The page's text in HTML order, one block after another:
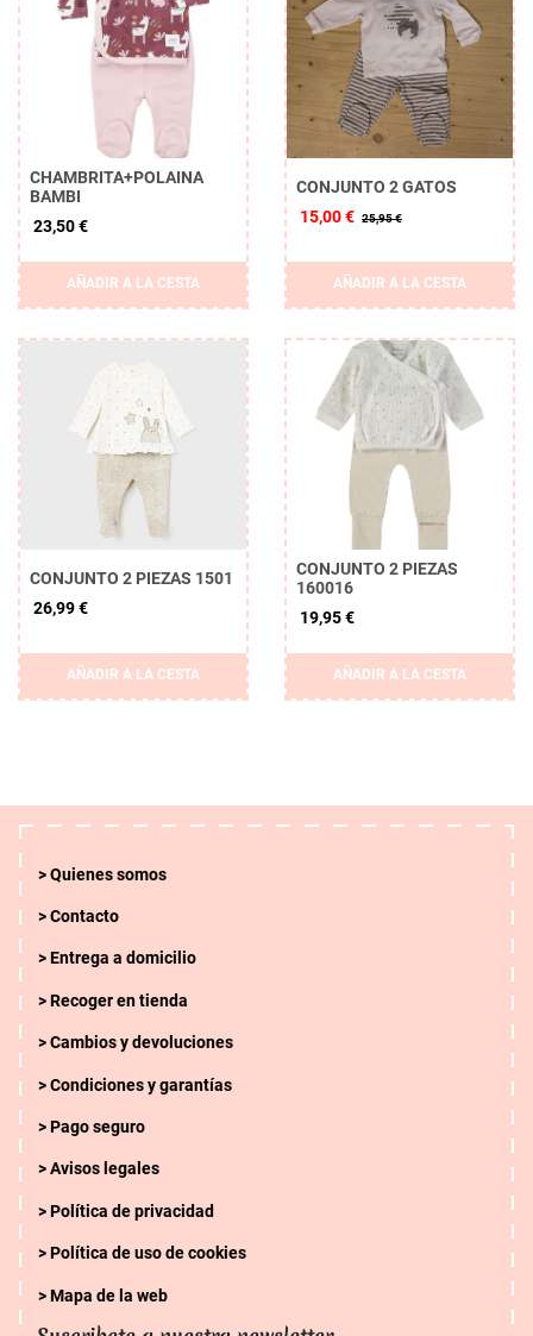
CHAMBRITA+POLAINA
BAMBI
23,50 €
AÑADIR A LA CESTA
CONJUNTO 2 GATOS
15,00 € 25,95 €
AÑADIR A LA CESTA
CONJUNTO 2 PIEZAS 1501
26,99 €
AÑADIR A LA CESTA
CONJUNTO 2 PIEZAS
160016
19,95 €
AÑADIR A LA CESTA
Quienes somos
Contacto
Entrega a domicilio
Recoger en tienda
Cambios y devoluciones
Condiciones y garantías
Pago seguro
Avisos legales
Política de privacidad
Política de uso de cookies
Mapa de la web